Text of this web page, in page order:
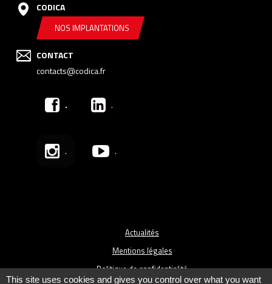
CODICA
NOS IMPLANTATIONS
CONTACT
contacts@codica.fr
. .
. .
Actualités
Mentions légales
Politique de confidentialité
This site uses cookies and gives you control over what you want